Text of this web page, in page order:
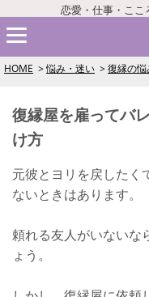
恋愛・仕事・ここ
HOME 悩み・迷い 復縁の悩
復縁屋を雇ってバ
け方
元彼とヨリを戻したく
ないときはあります。
頼れる友人がいないな
ょう。